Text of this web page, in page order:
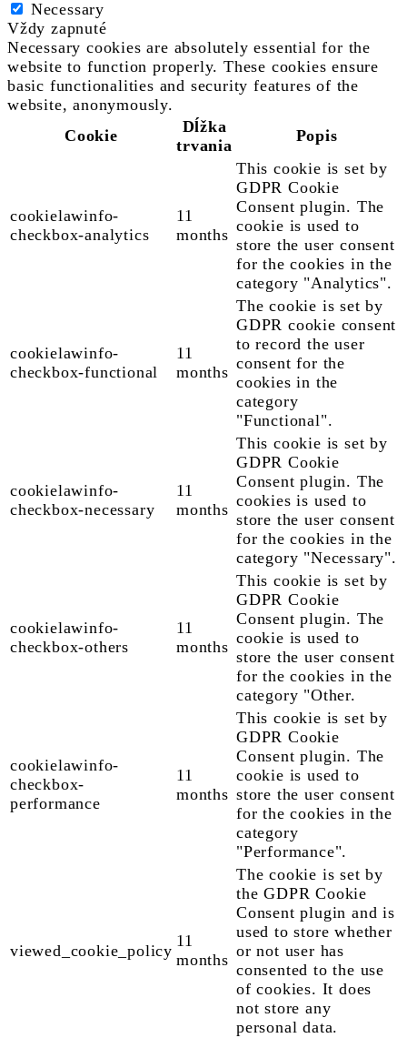
Necessary
Vždy zapnuté
Necessary cookies are absolutely essential for the
website to function properly. These cookies ensure
basic functionalities and security features of the
website, anonymously.
Cookie
Dĺžka
trvania
Popis
cookielawinfo-
checkbox-analytics
11
months
This cookie is set by
GDPR Cookie
Consent plugin. The
cookie is used to
store the user consent
for the cookies in the
category "Analytics".
cookielawinfo-
checkbox-functional
11
months
The cookie is set by
GDPR cookie consent
to record the user
consent for the
cookies in the
category
"Functional".
cookielawinfo-
checkbox-necessary
11
months
This cookie is set by
GDPR Cookie
Consent plugin. The
cookies is used to
store the user consent
for the cookies in the
category "Necessary".
cookielawinfo-
checkbox-others
11
months
This cookie is set by
GDPR Cookie
Consent plugin. The
cookie is used to
store the user consent
for the cookies in the
category "Other.
cookielawinfo-
checkbox-
performance
11
months
This cookie is set by
GDPR Cookie
Consent plugin. The
cookie is used to
store the user consent
for the cookies in the
category
"Performance".
viewed_cookie_policy
11
months
The cookie is set by
the GDPR Cookie
Consent plugin and is
used to store whether
or not user has
consented to the use
of cookies. It does
not store any
personal data.